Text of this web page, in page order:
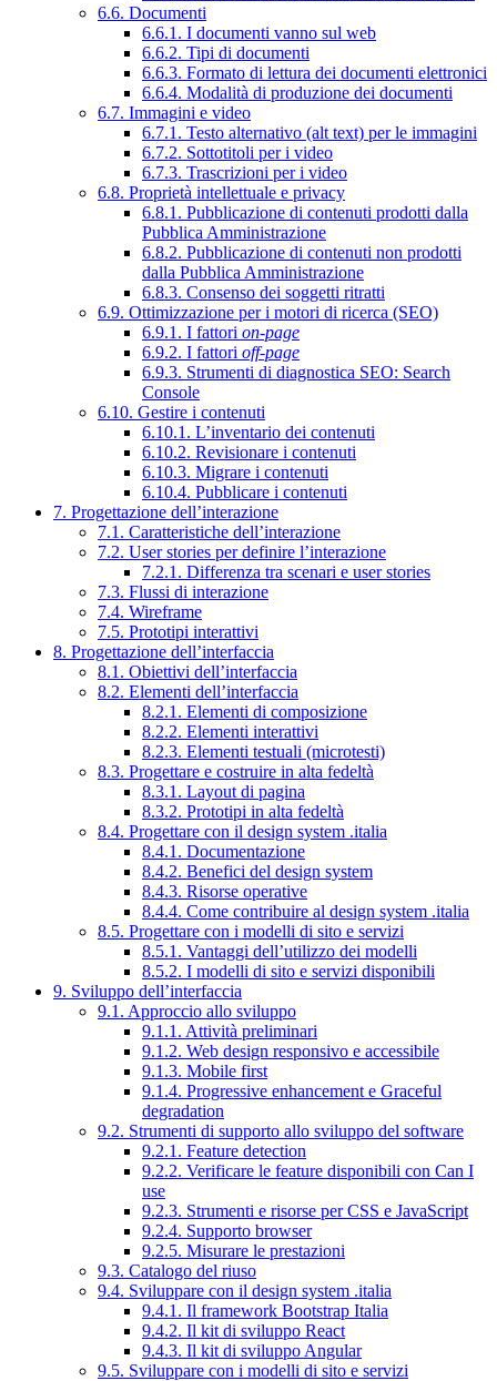
6.6. Documenti
6.6.1. I documenti vanno sul web
6.6.2. Tipi di documenti
6.6.3. Formato di lettura dei documenti elettronici
6.6.4. Modalità di produzione dei documenti
6.7. Immagini e video
6.7.1. Testo alternativo (alt text) per le immagini
6.7.2. Sottotitoli per i video
6.7.3. Trascrizioni per i video
6.8. Proprietà intellettuale e privacy
6.8.1. Pubblicazione di contenuti prodotti dalla
Pubblica Amministrazione
6.8.2. Pubblicazione di contenuti non prodotti
dalla Pubblica Amministrazione
6.8.3. Consenso dei soggetti ritratti
6.9. Ottimizzazione per i motori di ricerca (SEO)
6.9.1. I fattori on-page
6.9.2. I fattori off-page
6.9.3. Strumenti di diagnostica SEO: Search
Console
6.10. Gestire i contenuti
6.10.1. L’inventario dei contenuti
6.10.2. Revisionare i contenuti
6.10.3. Migrare i contenuti
6.10.4. Pubblicare i contenuti
7. Progettazione dell’interazione
7.1. Caratteristiche dell’interazione
7.2. User stories per definire l’interazione
7.2.1. Differenza tra scenari e user stories
7.3. Flussi di interazione
7.4. Wireframe
7.5. Prototipi interattivi
8. Progettazione dell’interfaccia
8.1. Obiettivi dell’interfaccia
8.2. Elementi dell’interfaccia
8.2.1. Elementi di composizione
8.2.2. Elementi interattivi
8.2.3. Elementi testuali (microtesti)
8.3. Progettare e costruire in alta fedeltà
8.3.1. Layout di pagina
8.3.2. Prototipi in alta fedeltà
8.4. Progettare con il design system .italia
8.4.1. Documentazione
8.4.2. Benefici del design system
8.4.3. Risorse operative
8.4.4. Come contribuire al design system .italia
8.5. Progettare con i modelli di sito e servizi
8.5.1. Vantaggi dell’utilizzo dei modelli
8.5.2. I modelli di sito e servizi disponibili
9. Sviluppo dell’interfaccia
9.1. Approccio allo sviluppo
9.1.1. Attività preliminari
9.1.2. Web design responsivo e accessibile
9.1.3. Mobile first
9.1.4. Progressive enhancement e Graceful
degradation
9.2. Strumenti di supporto allo sviluppo del software
9.2.1. Feature detection
9.2.2. Verificare le feature disponibili con Can I
use
9.2.3. Strumenti e risorse per CSS e JavaScript
9.2.4. Supporto browser
9.2.5. Misurare le prestazioni
9.3. Catalogo del riuso
9.4. Sviluppare con il design system .italia
9.4.1. Il framework Bootstrap Italia
9.4.2. Il kit di sviluppo React
9.4.3. Il kit di sviluppo Angular
9.5. Sviluppare con i modelli di sito e servizi